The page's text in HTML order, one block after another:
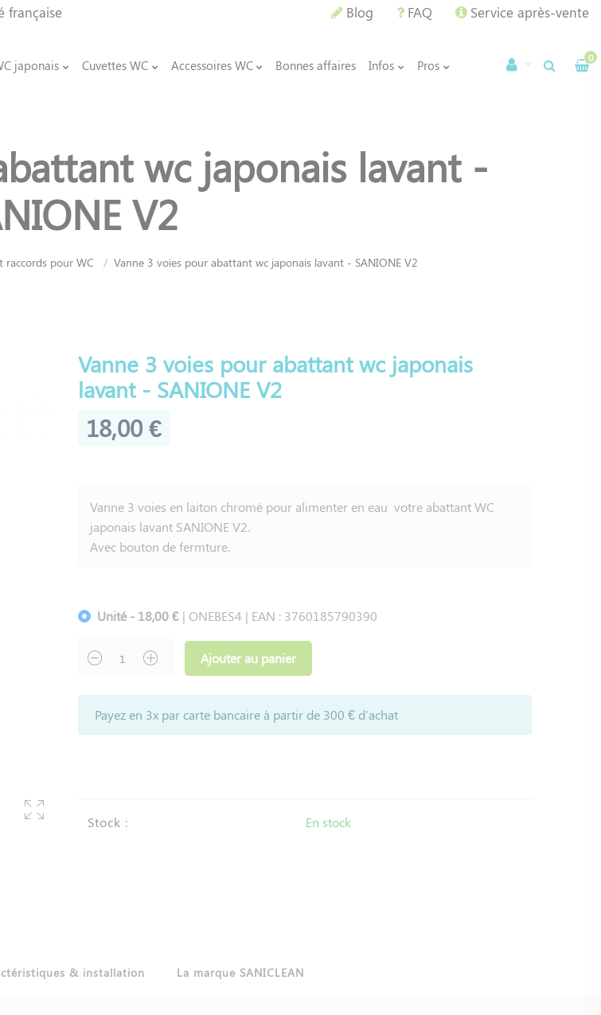
française Blog FAQ Service après-vente
japonais Cuvettes WC Accessoires WC Bonnes affaires Infos Pros 0
wc japonais lavant -
V2
raccords pour WC Vanne 3 voies pour abattant wc japonais lavant - SANIONE V2
Vanne 3 voies pour abattant wc japonais
lavant - SANIONE V2
18,00 €
Vanne 3 voies en laiton chromé pour alimenter en eau votre abattant WC
japonais lavant SANIONE V2.
Avec bouton de fermture.
Unité - 18,00 € | ONEBES4 | EAN : 3760185790390
Ajouter au panier
Payez en 3x par carte bancaire à partir de 300 € d'achat
Stock : En stock
& installation La marque SANICLEAN